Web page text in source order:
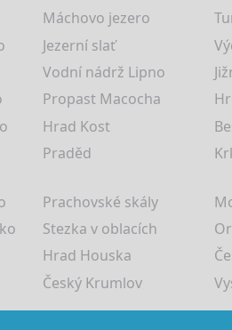
Máchovo jezero
Jezerní slať
Vodní nádrž Lipno
Propast Macocha
Hrad Kost
Praděd
Prachovské skály
Stezka v oblacích
Hrad Houska
Český Krumlov